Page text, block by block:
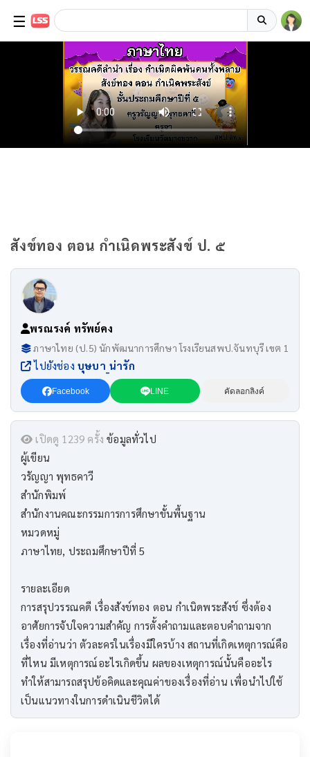
☰
สังข์ทอง ตอน กำเนิดพระสังข์ ป. ๕
พรณรงค์ ทรัพย์คง
ภาษาไทย (ป.5) นักพัฒนาการศึกษา โรงเรียนสพป.จันทบุรี เขต 1
ไปยังช่องบุษบา_น่ารัก
Facebook LINE คัดลอกลิงค์
เปิดดู 1239 ครั้ง ข้อมูลทั่วไป
ผู้เขียน
วรัญญา พุทธคาวี
สำนักพิมพ์
สำนักงานคณะกรรมการการศึกษาขั้นพื้นฐาน
หมวดหมู่
ภาษาไทย, ประถมศึกษาปีที่ 5
รายละเอียด
การสรุปวรรณคดี เรื่องสังข์ทอง ตอน กำเนิดพระสังข์ ซึ่งต้อง
อาศัยการจับใจความสำคัญ การตั้งคำถามและตอบคำถามจาก
เรื่องที่อ่านว่า ตัวละครในเรื่องมีใครบ้าง สถานที่เกิดเหตุการณ์คือ
ที่ไหน มีเหตุการณ์อะไรเกิดขึ้น ผลของเหตุการณ์นั้นคืออะไร
ทำให้สามารถสรุปข้อคิดและคุณค่าของเรื่องที่อ่าน เพื่อนำไปใช้
เป็นแนวทางในการดำเนินชีวิตได้